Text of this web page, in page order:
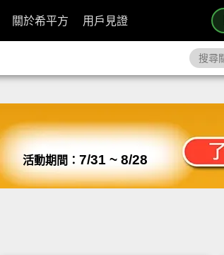
關於希平方 用戶見證
活動期間： 7/31 ~ 8/28